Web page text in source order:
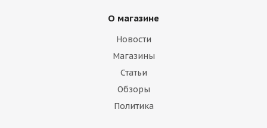
О магазине
Новости
Магазины
Статьи
Обзоры
Политика